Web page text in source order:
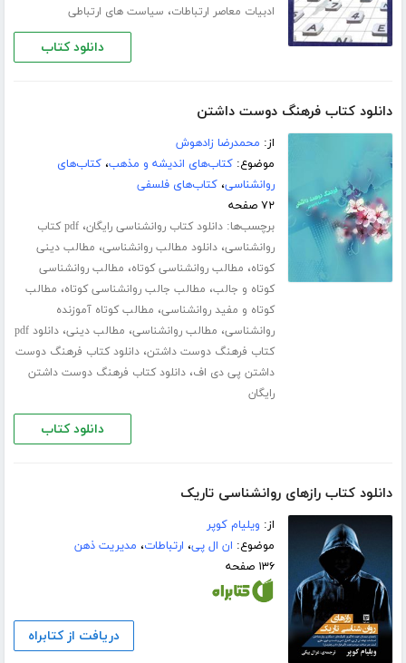
ادبیات معاصر ارتباطات، سیاست های ارتباطی
دانلود کتاب
دانلود کتاب فرهنگ دوست داشتن
از: محمدرضا زادهوش
موضوع:کتاب‌های اندیشه و مذهب،کتاب‌های
روانشناسی،کتاب‌های فلسفی
۷۲ صفحه
برچسب‌ها:دانلود کتاب روانشناسی رایگان،
pdf کتاب
روانشناسی،دانلود مطالب روانشناسی، مطالب دینی
کوتاه، مطالب روانشناسی کوتاه، مطالب روانشناسی
کوتاه و جالب، مطالب جالب روانشناسی کوتاه، مطالب
کوتاه و مفید روانشناسی، مطالب کوتاه آموزنده
روانشناسی، مطالب روانشناسی، مطالب دینی،
دانلود pdf
کتاب فرهنگ دوست داشتن،دانلود کتاب فرهنگ دوست
داشتن پی دی اف،دانلود کتاب فرهنگ دوست داشتن
رایگان
دانلود کتاب
دانلود کتاب رازهای روانشناسی تاریک
از: ویلیام کوپر
موضوع: ان ال پی، ارتباطات، مدیریت ذهن
۱۳۶ صفحه
دریافت از کتابراه